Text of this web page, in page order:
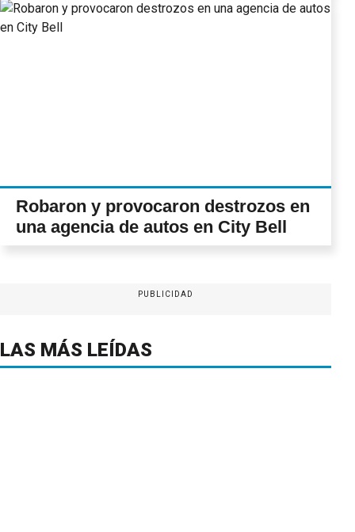
Robaron y provocaron destrozos en
una agencia de autos en City Bell
PUBLICIDAD
LAS MÁS LEÍDAS